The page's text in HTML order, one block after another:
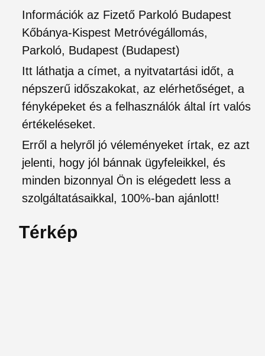
Információk az Fizető Parkoló Budapest
Kőbánya-Kispest Metróvégállomás,
Parkoló, Budapest (Budapest)
Itt láthatja a címet, a nyitvatartási időt, a
népszerű időszakokat, az elérhetőséget, a
fényképeket és a felhasználók által írt valós
értékeléseket.
Erről a helyről jó véleményeket írtak, ez azt
jelenti, hogy jól bánnak ügyfeleikkel, és
minden bizonnyal Ön is elégedett less a
szolgáltatásaikkal, 100%-ban ajánlott!
Térkép